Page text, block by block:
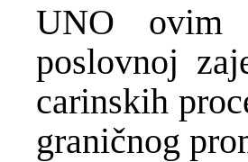
UNO ovim
poslovnoj
carinskih
graničnog